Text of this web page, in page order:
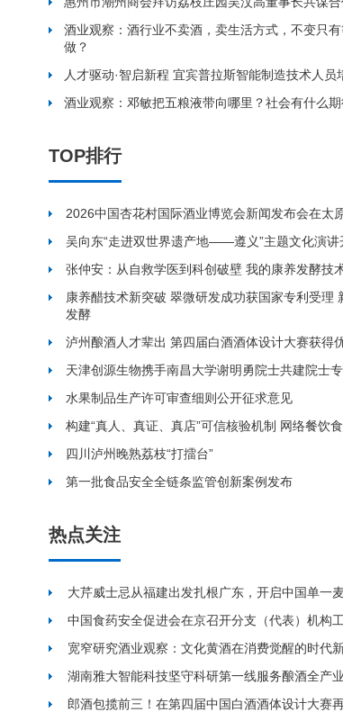
酒业观察：酒行业不卖酒，卖生活方式，不变只
做？
人才驱动·智启新程 宜宾普拉斯智能制造技术人员
酒业观察：邓敏把五粮液带向哪里？社会有什么期
TOP排行
2026中国杏花村国际酒业博览会新闻发布会在太
吴向东“走进双世界遗产地——遵义”主题文化演讲
张仲安：从自救学医到科创破壁 我的康养发酵技
康养醋技术新突破 翠微研发成功获国家专利受理
发酵
泸州酿酒人才辈出 第四届白酒酒体设计大赛获得
天津创源生物携手南昌大学谢明勇院士共建院士
水果制品生产许可审查细则公开征求意见
构建“真人、真证、真店”可信核验机制 网络餐饮
四川泸州晚熟荔枝“打擂台”
第一批食品安全全链条监管创新案例发布
热点关注
大芹威士忌从福建出发扎根广东，开启中国单一
中国食药安全促进会在京召开分支（代表）机构
宽窄研究酒业观察：文化黄酒在消费觉醒的时代
湖南雅大智能科技坚守科研第一线服务酿酒全产
郎酒包揽前三！在第四届中国白酒酒体设计大赛